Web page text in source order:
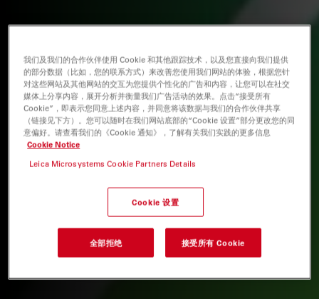
我们及我们的合作伙伴使用 Cookie 和其他跟踪技术，以及您直接向我们提供
的部分数据（比如，您的联系方式）来改善您使用我们网站的体验，根据您针
对这些网站及其他网站的交互为您提供个性化的广告和内容，让您可以在社交
媒体上分享内容，展开分析并衡量我们广告活动的效果。点击“接受所有
Cookie”，即表示您同意上述内容，并同意将该数据与我们的合作伙伴共享
（链接见下方）。您可以随时在我们网站底部的“Cookie 设置”部分更改您的同
意偏好。请查看我们的《Cookie 通知》，了解有关我们实践的更多信息
Cookie Notice
Leica Microsystems Cookie Partners Details
Cookie 设置
全部拒绝 接受所有 Cookie